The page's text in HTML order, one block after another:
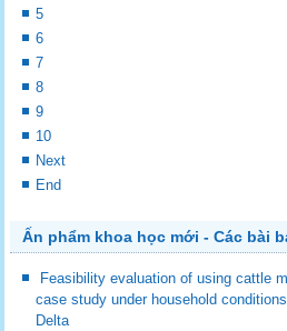
5
6
7
8
9
10
Next
End
Ấn phẩm khoa học mới - Các bài
Feasibility evaluation of using cattle
case study under household
Delta